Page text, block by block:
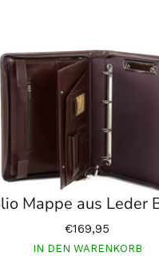
Mappe aus Leder
€169,95
IN DEN WARENKORB